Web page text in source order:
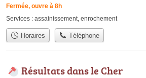
Fermée, ouvre à 8h
Services : assainissement enrochement
Horaires Téléphone
Résultats dans le Cher